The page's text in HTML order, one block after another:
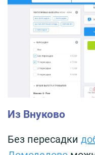
Из Внуково
Без пересадки